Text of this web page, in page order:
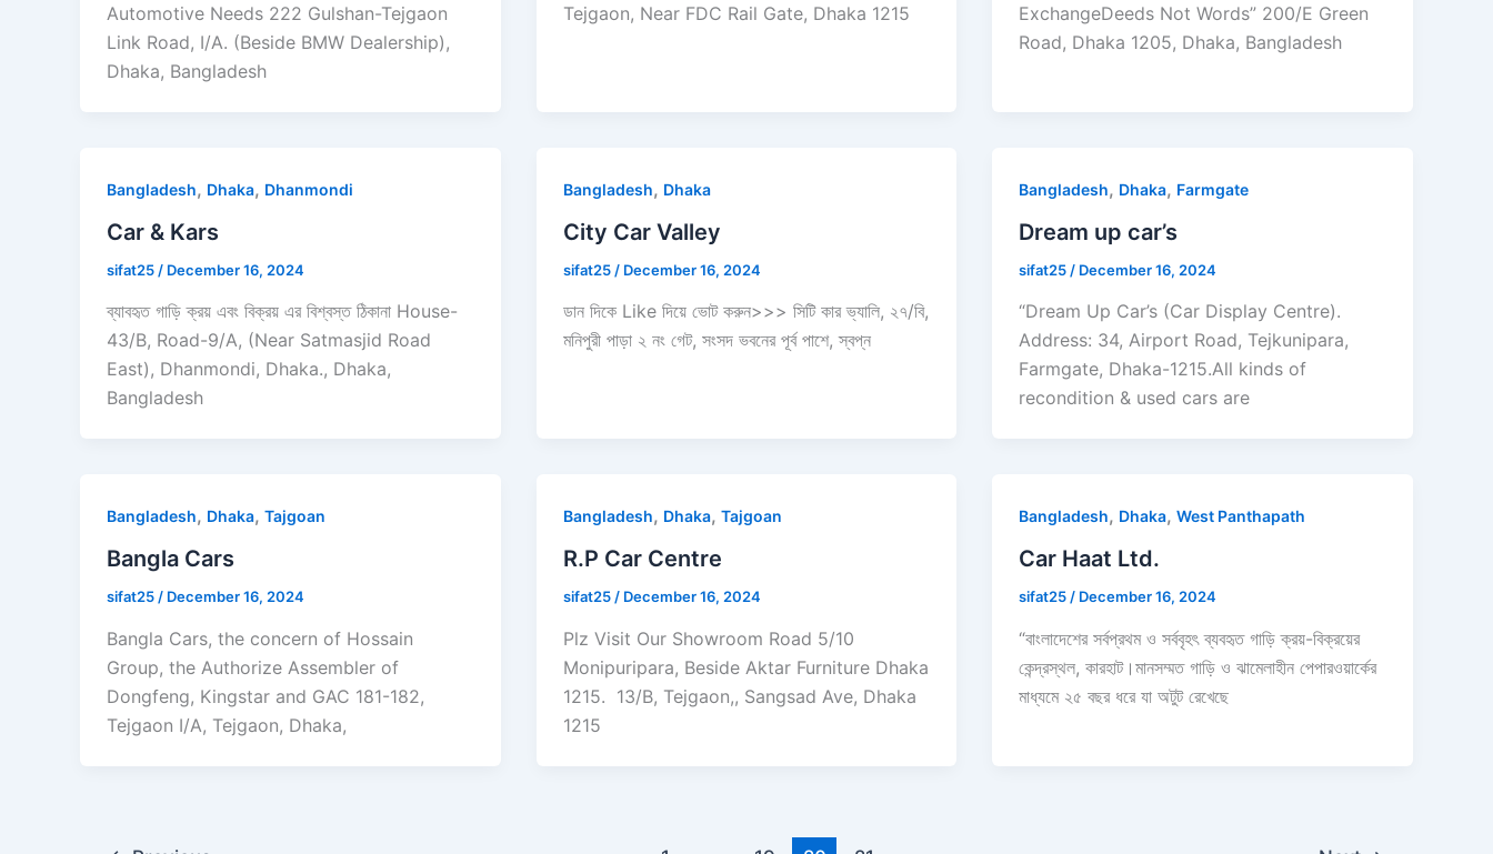
Automotive Needs 222 Gulshan-Tejgaon
Link Road, I/A. (Beside BMW Dealership),
Dhaka, Bangladesh
Tejgaon, Near FDC Rail Gate, Dhaka 1215
ExchangeDeeds Not Words” 200/E Green
Road, Dhaka 1205, Dhaka, Bangladesh
Bangladesh, Dhaka, Dhanmondi
Car & Kars
sifat25 / December 16, 2024
ব্যাবহৃত গাড়ি ক্রয় এবং বিক্রয় এর বিশ্বস্ত ঠিকানা House-
43/B, Road-9/A, (Near Satmasjid Road
East), Dhanmondi, Dhaka., Dhaka,
Bangladesh
Bangladesh, Dhaka
City Car Valley
sifat25 / December 16, 2024
ডান দিকে Like দিয়ে ভোট করুন>>> সিটি কার ভ্যালি, ২৭/বি,
মনিপুরী পাড়া ২ নং গেট, সংসদ ভবনের পূর্ব পাশে, স্বপ্ন
Bangladesh, Dhaka, Farmgate
Dream up car’s
sifat25 / December 16, 2024
“Dream Up Car’s (Car Display Centre).
Address: 34, Airport Road, Tejkunipara,
Farmgate, Dhaka-1215.All kinds of
recondition & used cars are
Bangladesh, Dhaka, Tajgoan
Bangla Cars
sifat25 / December 16, 2024
Bangla Cars, the concern of Hossain
Group, the Authorize Assembler of
Dongfeng, Kingstar and GAC 181-182,
Tejgaon I/A, Tejgaon, Dhaka,
Bangladesh, Dhaka, Tajgoan
R.P Car Centre
sifat25 / December 16, 2024
Plz Visit Our Showroom Road 5/10
Monipuripara, Beside Aktar Furniture Dhaka
1215. 13/B, Tejgaon,, Sangsad Ave, Dhaka
1215
Bangladesh, Dhaka,West Panthapath
Car Haat Ltd.
sifat25 / December 16, 2024
“বাংলাদেশের সর্বপ্রথম ও সর্ববৃহৎ ব্যবহৃত গাড়ি ক্রয়-বিক্রয়ের
কেন্দ্রস্থল, কারহাট।মানসম্মত গাড়ি ও ঝামেলাহীন পেপারওয়ার্কের
মাধ্যমে ২৫ বছর ধরে যা অটুট রেখেছে